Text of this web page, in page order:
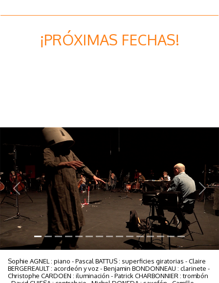
¡PRÓXIMAS FECHAS!
Previous Next
Sophie AGNEL : piano - Pascal BATTUS : superficies giratorias - Claire
BERGEREAULT : acordeón y voz - Benjamin BONDONNEAU : clarinete -
Christophe CARDOEN : iluminación - Patrick CHARBONNIER : trombón